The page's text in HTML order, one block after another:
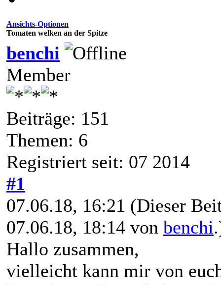
Ansichts-Optionen
Tomaten welken an der Spitze
benchi
Member
Beiträge: 151
Themen: 6
Registriert seit: 07 2014
#1
07.06.18, 16:21 (Dieser
07.06.18, 18:14 von benchi
Hallo zusammen,
vielleicht kann mir von